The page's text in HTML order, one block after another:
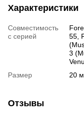
Характеристики
Совместимость
с серией
55,
3
Размер
20
Отзывы